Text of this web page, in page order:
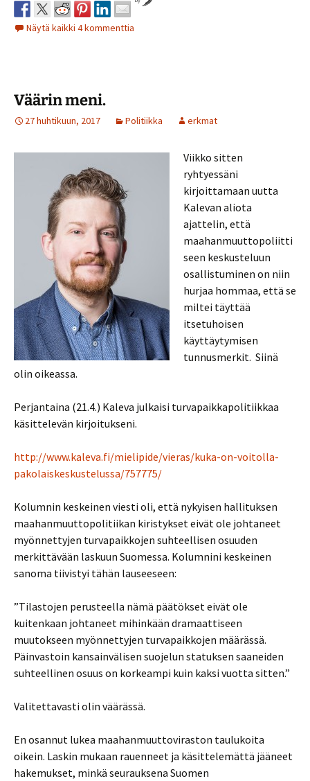
Näytä kaikki 4 kommenttia
Väärin meni.
27 huhtikuun, 2017 Politiikka erkmat
Viikko sitten
ryhtyessäni
kirjoittamaan uutta
Kalevan aliota
ajattelin, että
maahanmuuttopoliitti
seen keskusteluun
osallistuminen on niin
hurjaa hommaa, että se
miltei täyttää
itsetuhoisen
käyttäytymisen
tunnusmerkit. Siinä
olin oikeassa.
Perjantaina (21.4.) Kaleva julkaisi turvapaikkapolitiikkaa
käsittelevän kirjoitukseni.
http://www.kaleva.fi/mielipide/vieras/kuka-on-voitolla-
pakolaiskeskustelussa/757775/
Kolumnin keskeinen viesti oli, että nykyisen hallituksen
maahanmuuttopolitiikan kiristykset eivät ole johtaneet
myönnettyjen turvapaikkojen suhteellisen osuuden
merkittävään laskuun Suomessa. Kolumnini keskeinen
sanoma tiivistyi tähän lauseeseen:
”Tilastojen perusteella nämä päätökset eivät ole
kuitenkaan johtaneet mihinkään dramaattiseen
muutokseen myönnettyjen turvapaikkojen määrässä.
Päinvastoin kansainvälisen suojelun statuksen saaneiden
suhteellinen osuus on korkeampi kuin kaksi vuotta sitten.”
Valitettavasti olin väärässä.
En osannut lukea maahanmuuttoviraston taulukoita
oikein. Laskin mukaan rauenneet ja käsittelemättä jääneet
hakemukset, minkä seurauksena Suomen